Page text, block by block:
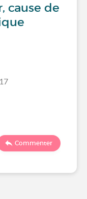
cause de
Commenter